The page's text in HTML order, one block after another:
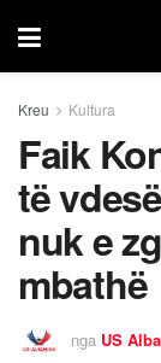
Kreu Kultura
Faik
të
nuk e
mbathë
nga US